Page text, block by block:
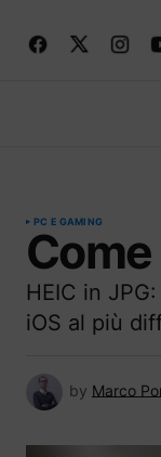
PC E GAMING
HEIC in
iOS al più
by Marco